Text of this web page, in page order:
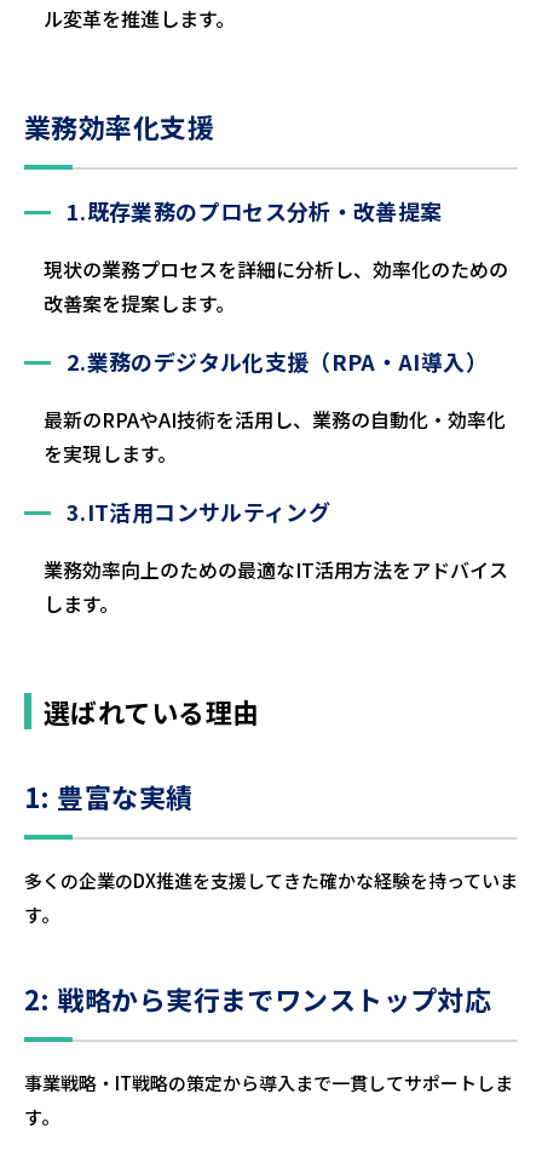
ル変革を推進します。
業務効率化支援
1.既存業務のプロセス分析・改善提案
現状の業務プロセスを詳細に分析し、効率化のための
改善案を提案します。
2.業務のデジタル化支援（RPA・AI導入）
最新のRPAやAI技術を活用し、業務の自動化・効率化
を実現します。
3.IT活用コンサルティング
業務効率向上のための最適なIT活用方法をアドバイス
します。
選ばれている理由
1: 豊富な実績
多くの企業のDX推進を支援してきた確かな経験を持っていま
す。
2: 戦略から実行までワンストップ対応
事業戦略・IT戦略の策定から導入まで一貫してサポートしま
す。